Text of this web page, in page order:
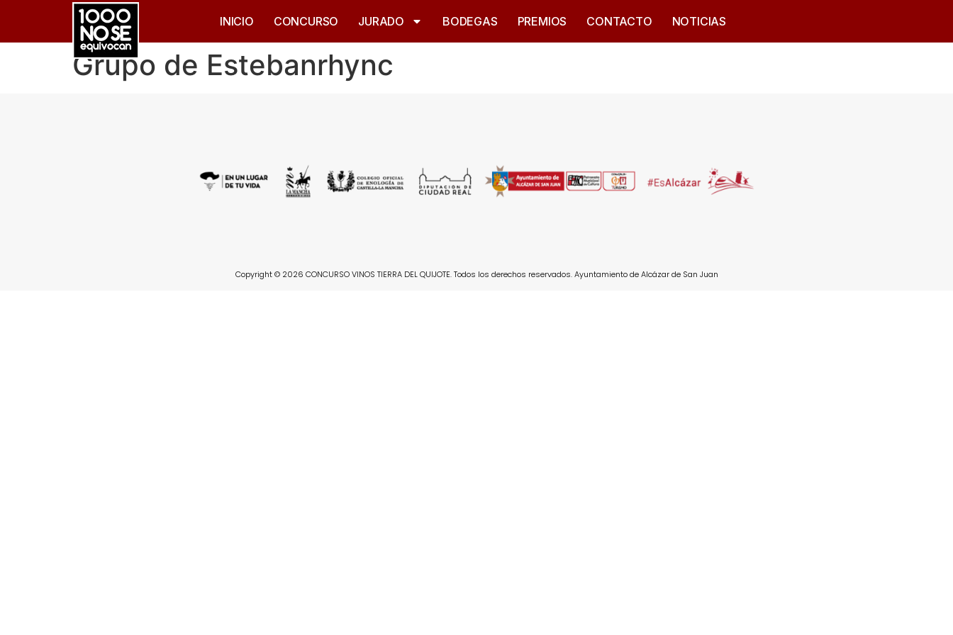
INICIO CONCURSO JURADO BODEGAS PREMIOS CONTACTO NOTICIAS
Grupo de Estebanrhync
Copyright © 2026 CONCURSO VINOS TIERRA DEL QUIJOTE. Todos los derechos reservados. Ayuntamiento de Alcázar de San Juan